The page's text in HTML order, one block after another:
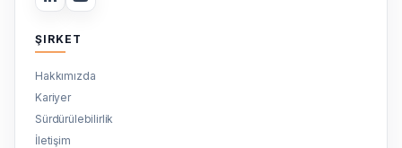
ŞIRKET
Hakkımızda
Kariyer
Sürdürülebilirlik
İletişim